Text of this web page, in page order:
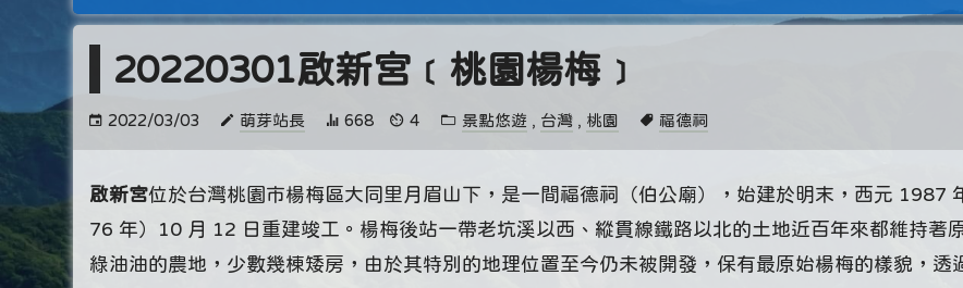
20220301啟新宮﹝桃園楊梅﹞
2022/03/03 萌芽站長 668 4 景點悠遊 , 台灣 , 桃園 福德祠
啟新宮位於台灣桃園市楊梅區大同里月眉山下，是一間福德祠（伯公廟），始建於明末，西元 1987
76 年）10 月 12 日重建竣工。楊梅後站一帶老坑溪以西、縱貫線鐵路以北的土地近百年來都維持著
綠油油的農地，少數幾棟矮房，由於其特別的地理位置至今仍未被開發，保有最原始楊梅的樣貌，透